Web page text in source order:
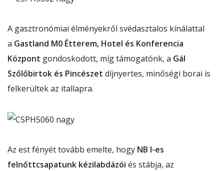
A gasztronómiai élményekről svédasztalos kínálattal
a Gastland M0 Étterem, Hotel és Konferencia
Központ gondoskodott, míg támogatónk, a Gál
Szőlőbirtok és Pincészet díjnyertes, minőségi borai is
felkerültek az itallapra.
Az est fényét tovább emelte, hogy NB I-es
felnőttcsapatunk kézilabdázói és stábja, az